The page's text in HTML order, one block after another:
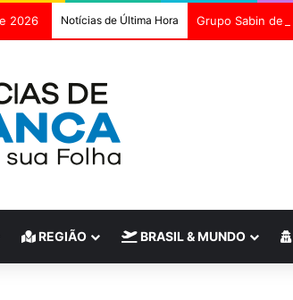
2026 Notícias de Última Hora
REGIÃO BRASIL & MUNDO